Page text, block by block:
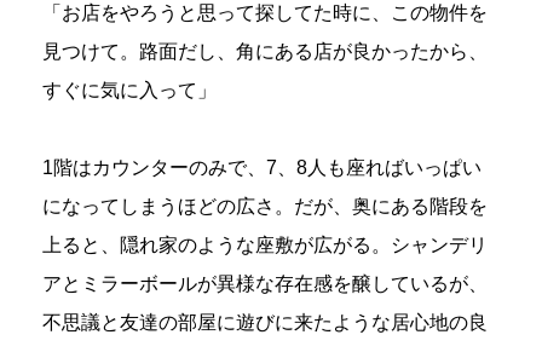
「お店をやろうと思って探してた時に、この物件を
見つけて。路面だし、角にある店が良かったから、
すぐに気に入って」
1階はカウンターのみで、7、8人も座ればいっぱい
になってしまうほどの広さ。だが、奥にある階段を
上ると、隠れ家のような座敷が広がる。シャンデリ
アとミラーボールが異様な存在感を醸しているが、
不思議と友達の部屋に遊びに来たような居心地の良